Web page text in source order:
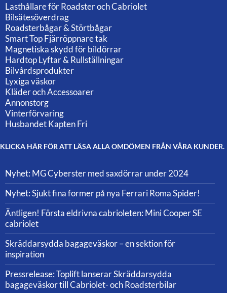
Lasthållare för Roadster och Cabriolet
Bilsätesöverdrag
Roadsterbågar & Störtbågar
Smart Top Fjärröppnare tak
Magnetiska skydd för bildörrar
Hardtop Lyftar & Rullställningar
Bilvårdsprodukter
Lyxiga väskor
Kläder och Accessoarer
Annonstorg
Vinterförvaring
Husbandet Kapten Fri
KLICKA HÄR FÖR ATT LÄSA ALLA OMDÖMEN FRÅN VÅRA KUNDER.
Nyhet: MG Cyberster med saxdörrar under 2024
Nyhet: Sjukt fina former på nya Ferrari Roma Spider!
Äntligen! Första eldrivna cabrioleten: Mini Cooper SE
cabriolet
Skräddarsydda bagageväskor – en sektion för
inspiration
Pressrelease: Toplift lanserar Skräddarsydda
bagageväskor till Cabriolet- och Roadsterbilar